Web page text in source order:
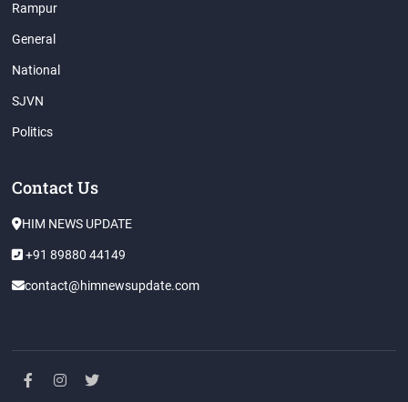
Rampur
General
National
SJVN
Politics
Contact Us
HIM NEWS UPDATE
+91 89880 44149
contact@himnewsupdate.com
facebook
instagram
twitter